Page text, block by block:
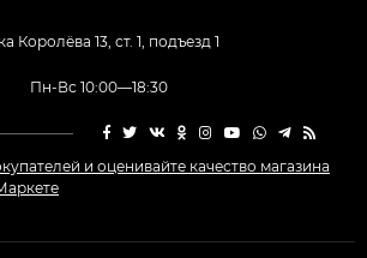
Королёва 13, ст. 1, подъезд 1
Пн-Вс 10:00—18:30